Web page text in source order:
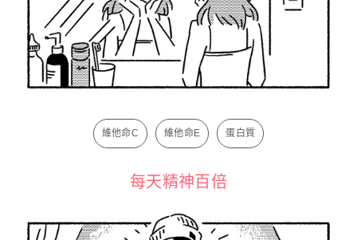
維他命C 維他命E 蛋白質
每天精神百倍